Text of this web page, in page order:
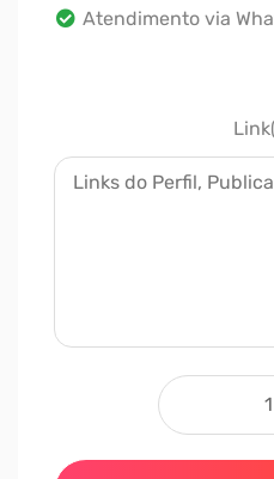
Atendimento via